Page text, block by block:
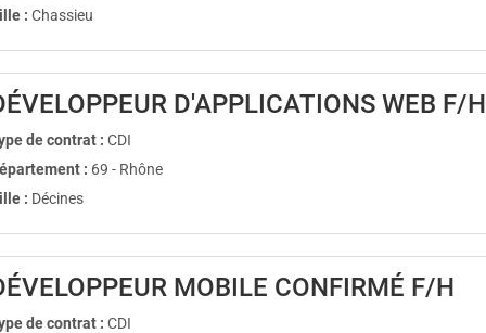
: Chassieu
D'APPLICATIONS WEB F/H
de contrat : CDI
: 69 - Rhône
: Décines
MOBILE CONFIRMÉ F/H
de contrat : CDI